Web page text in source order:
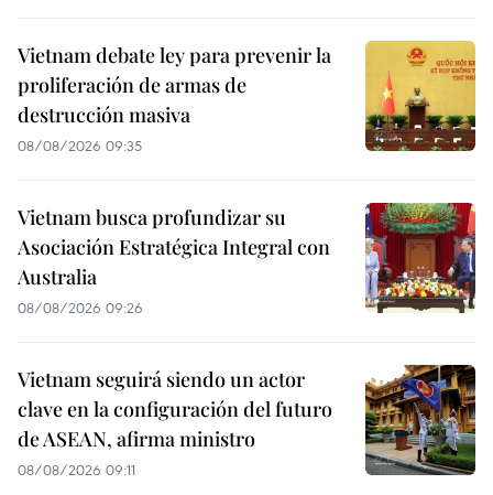
Vietnam debate ley para prevenir la
proliferación de armas de
destrucción masiva
08/08/2026 09:35
Vietnam busca profundizar su
Asociación Estratégica Integral con
Australia
08/08/2026 09:26
Vietnam seguirá siendo un actor
clave en la configuración del futuro
de ASEAN, afirma ministro
08/08/2026 09:11